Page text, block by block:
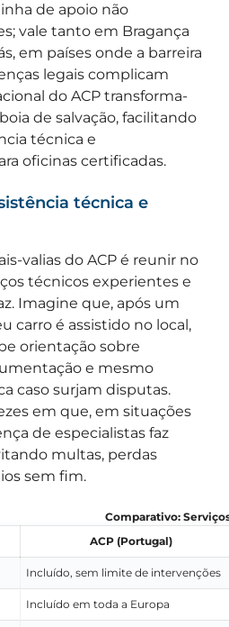
de apoio não
vale tanto em Bragança
em países onde a barreira
legais complicam
do ACP transforma-
de salvação, facilitando
técnica e
oficinas certificadas.
técnica e
valias do ACP é reunir no
técnicos experientes e
Imagine que, após um
carro é assistido no local,
orientação sobre
e mesmo
caso surjam disputas.
em que, em situações
de especialistas faz
multas, perdas
sem fim.
Comparativo:
ACP (Portugal)
Incluído, sem limite de intervenções
Incluído em toda a Europa